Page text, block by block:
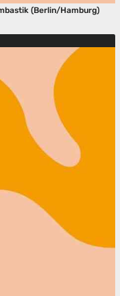
(Berlin/Hamburg)